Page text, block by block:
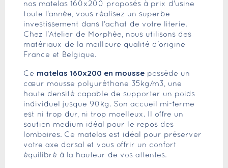
nos matelas 160x200 proposés à prix d'usine
toute l'année, vous réalisez un superbe
investissement dans l'achat de votre literie.
Chez l'Atelier de Morphée, nous utilisons des
matériaux de la meilleure qualité d'origine
France et Belgique.
Ce matelas 160x200 en mousse possède un
cœur mousse polyuréthane 35kg/m3, une
haute densité capable de supporter un poids
individuel jusque 90kg. Son accueil mi-ferme
est ni trop dur, ni trop moelleux. Il offre un
soutien medium idéal pour le repos des
lombaires. Ce matelas est idéal pour préserver
votre axe dorsal et vous offrir un confort
équilibré à la hauteur de vos attentes.